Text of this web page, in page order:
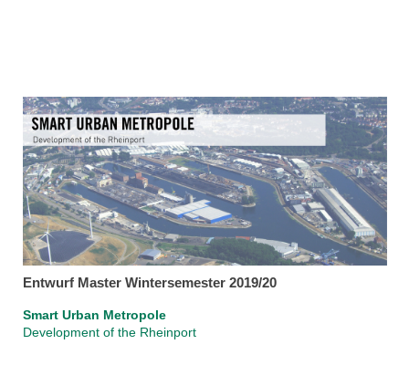
Entwurf Master Wintersemester 2019/20
Smart Urban Metropole
Development of the Rheinport